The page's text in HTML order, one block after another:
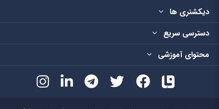
دیکشنری ها
دسترسی سریع
محتوای آموزشی